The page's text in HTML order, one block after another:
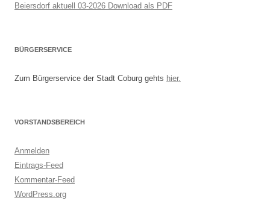
Beiersdorf aktuell 03-2026 Download als PDF
BÜRGERSERVICE
Zum Bürgerservice der Stadt Coburg gehts hier.
VORSTANDSBEREICH
Anmelden
Eintrags-Feed
Kommentar-Feed
WordPress.org